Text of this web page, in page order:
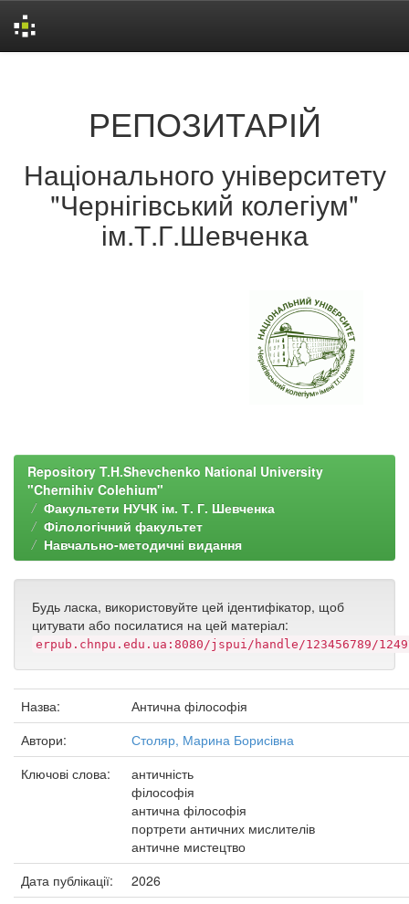
РЕПОЗИТАРІЙ
Національного університету
"Чернігівський колегіум"
ім.Т.Г.Шевченка
Repository T.H.Shevchenko National University
"Chernihiv Colehium"
Факультети НУЧК ім. Т. Г. Шевченка
Філологічний факультет
Навчально-методичні видання
Будь ласка, використовуйте цей ідентифікатор, щоб
цитувати або посилатися на цей матеріал:
erpub.chnpu.edu.ua:8080/jspui/handle/123456789/
Назва:
Антична філософія
Автори:
Столяр, Марина Борисівна
Ключові слова:
античність
філософія
антична філософія
портрети античних мислителів
античне мистецтво
Дата публікації:
2026